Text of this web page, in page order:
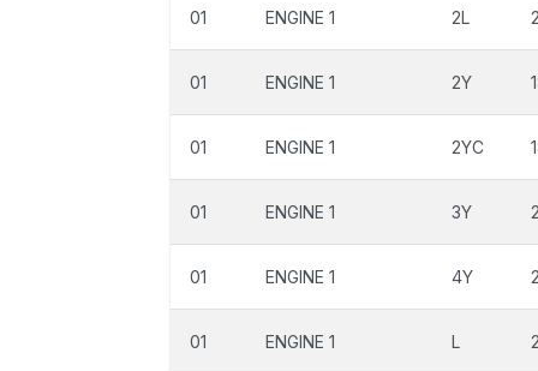
01 ENGINE 1 2L
01 ENGINE 1 2Y
01 ENGINE 1 2YC
01 ENGINE 1 3Y
01 ENGINE 1 4Y
01 ENGINE 1 L